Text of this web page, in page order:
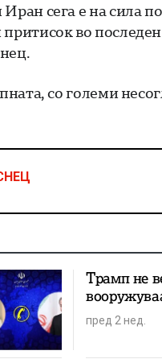
сега е на сила
во
со големи
Трамп не
пред 2 нед.